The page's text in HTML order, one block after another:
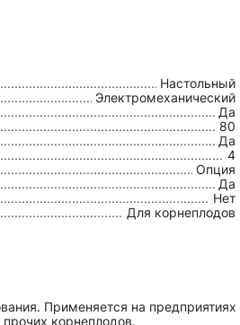
Настольный
Электромеханический
Да
80
Да
4
Опция
Да
Нет
Для корнеплодов
Применяется на предприятиях
корнеплодов.